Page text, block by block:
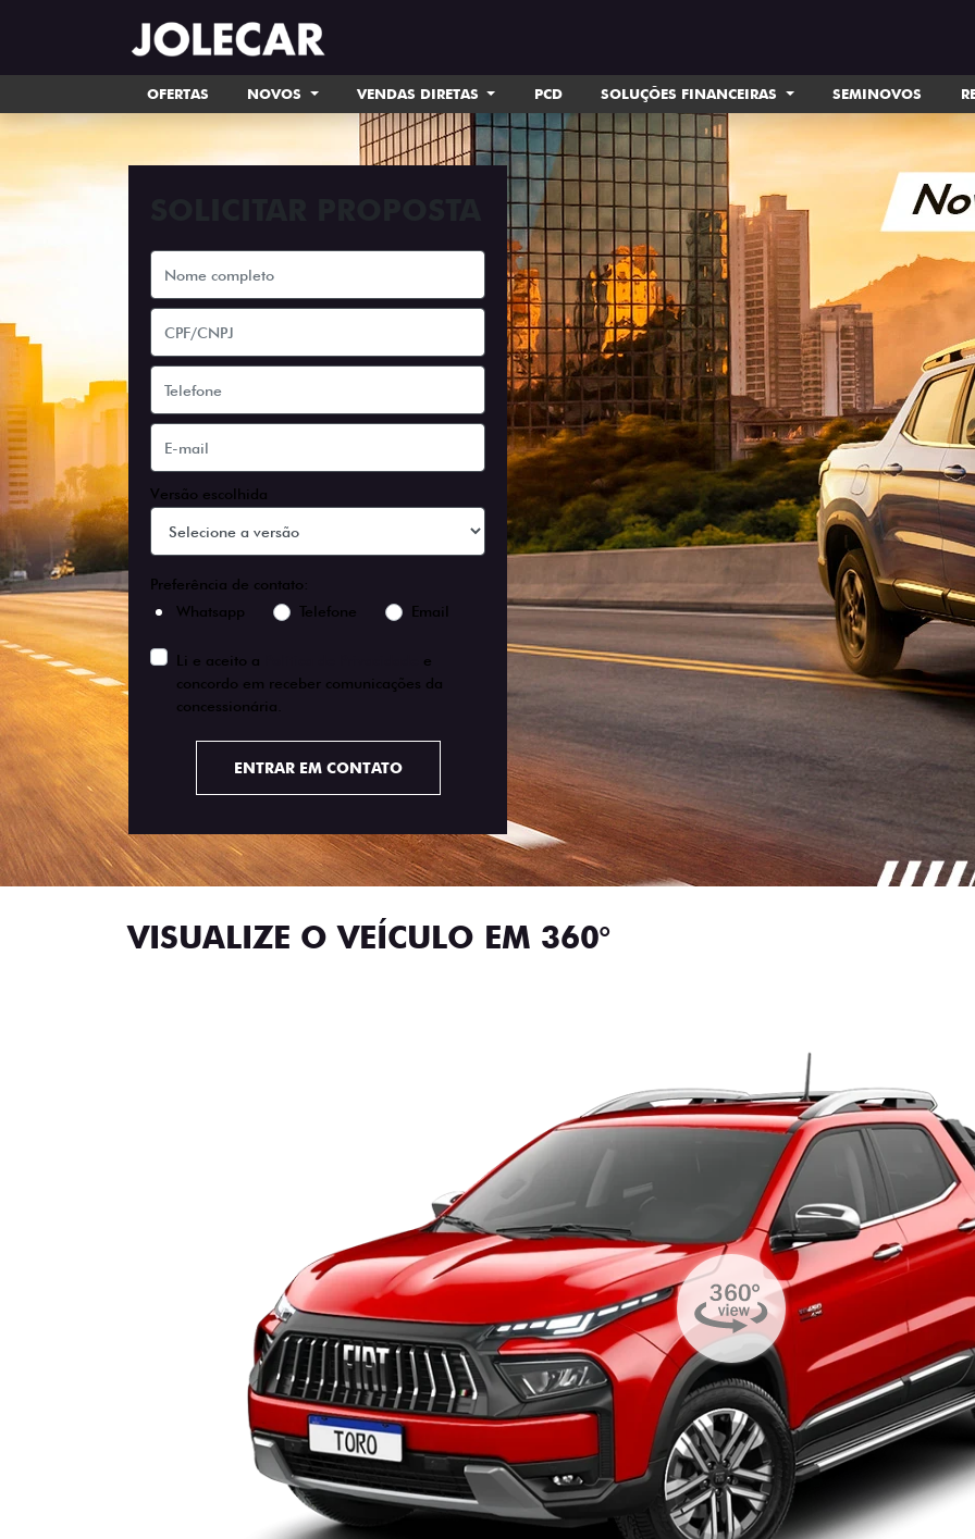
OFERTAS NOVOS VENDAS DIRETAS PCD SOLUÇÕES FINANCEIRAS SEMINOVOS
Versão escolhida
Preferência de contato:
Whatsapp
Telefone Email
Li e aceito a
e
concordo em receber comunicações da
concessionária.
ENTRAR EM CONTATO
VISUALIZE O VEÍCULO EM 360°